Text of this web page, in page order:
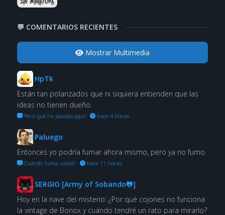
💬 COMENTARIOS RECIENTES
Mostrar Multimedia
HpTk
Están tan polarizados que ni siquiera entienden que las
ideas no tienen dueño.
Pero qué ha pasado aquí· hace 4 horas
Paluego
Entonces yo podría fumar ahora mismo, pero ya no fumo.
Cuándo fuma usted?· hace 11 horas
SERGIO [Army of Sobando🐸]
Hoy en la nave del misterio: ¿Por qué cojones no funciona
la vintage de Bonox y cuándo tendré un rato para mirarlo?